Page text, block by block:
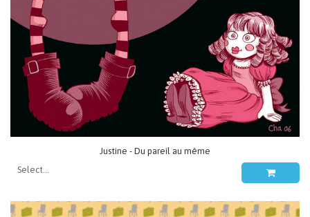
Justine - Du pareil au même